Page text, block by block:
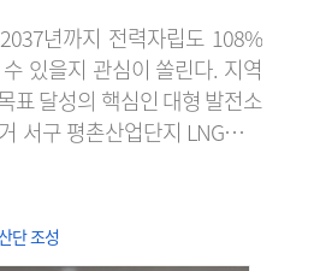
년까지 전력자립도 108%
있을지 관심이 쏠린다. 지역
표 달성의 핵심인 대형 발전소
서구 평촌산업단지 LNG발전
이고 있다. 6일 에너지경제연
단 조성